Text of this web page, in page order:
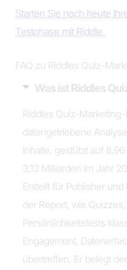
Starten Sie noch heute
Testphase mit Riddle.
FAQ zu Riddles Quiz-
Was ist Riddles
Riddles Quiz-
datengetriebene
Inhalte, gestützt auf
3,13 Milliarden im Jahr
Erstellt für Publisher
der Report, wie
Persönlichkeitstests
Engagement,
übertreffen. Er belegt